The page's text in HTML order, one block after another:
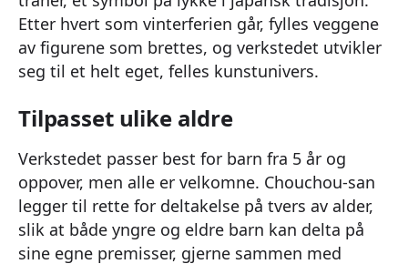
Etter hvert som vinterferien går, fylles veggene
av figurene som brettes, og verkstedet utvikler
seg til et helt eget, felles kunstunivers.
Tilpasset ulike aldre
Verkstedet passer best for barn fra 5 år og
oppover, men alle er velkomne. Chouchou-san
legger til rette for deltakelse på tvers av alder,
slik at både yngre og eldre barn kan delta på
sine egne premisser, gjerne sammen med